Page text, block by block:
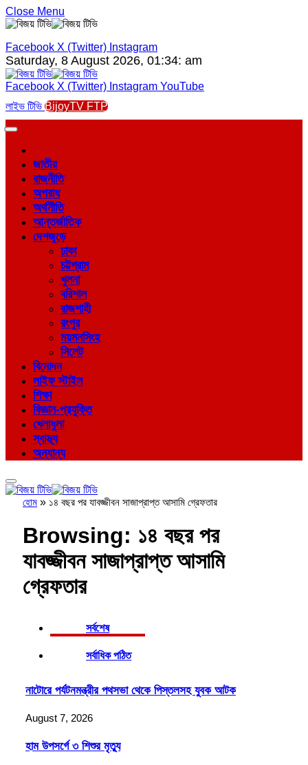
Close Menu
Facebook X (Twitter) Instagram
Saturday, 8 August 2026, 01:34: am
Facebook X (Twitter) Instagram YouTube
লাইভ টিভি BijoyTV FTP
জাতীয়
রাজনীতি
অপরাধ
অর্থনীতি
আন্তর্জাতিক
দেশজুড়ে
ঢাকা
চট্টগ্রাম
খুলনা
বরিশাল
রাজশাহী
রংপুর
ময়মনসিংহ
সিলেট
বিনোদন
লাইফ স্টাইল
শিক্ষা
বিজ্ঞান-প্রযুক্তি
খেলাধুলা
স্বাস্থ্য
অন্যান্য
হোম » ১৪ বছর পর যাবজ্জীবন সাজাপ্রাপ্ত আসামি গ্রেফতার
Browsing: ১৪ বছর পর
যাবজ্জীবন সাজাপ্রাপ্ত আসামি
গ্রেফতার
সর্বশেষ
সর্বাধিক পঠিত
নাটোরে পর্যটনমন্ত্রীর পথসভা থেকে পিস্তলসহ যুবক আটক
August 7, 2026
হাম উপসর্গে ৩ শিশুর মৃত্যু